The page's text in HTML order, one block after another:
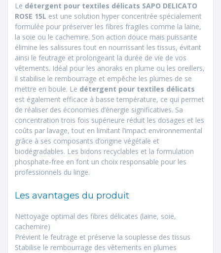
Le détergent pour textiles délicats SAPO DELICATO
ROSE 15L est une solution hyper concentrée spécialement
formulée pour préserver les fibres fragiles comme la laine,
la soie ou le cachemire. Son action douce mais puissante
élimine les salissures tout en nourrissant les tissus, évitant
ainsi le feutrage et prolongeant la durée de vie de vos
vêtements. Idéal pour les anoraks en plume ou les oreillers,
il stabilise le rembourrage et empêche les plumes de se
mettre en boule. Le détergent pour textiles délicats
est également efficace à basse température, ce qui permet
de réaliser des économies d’énergie significatives. Sa
concentration trois fois supérieure réduit les dosages et les
coûts par lavage, tout en limitant l’impact environnemental
grâce à ses composants d’origine végétale et
biodégradables. Les bidons recyclables et la formulation
phosphate-free en font un choix responsable pour les
professionnels du linge.
Les avantages du produit
Nettoyage optimal des fibres délicates (laine, soie,
cachemire)
Prévient le feutrage et préserve la souplesse des tissus
Stabilise le rembourrage des vêtements en plumes